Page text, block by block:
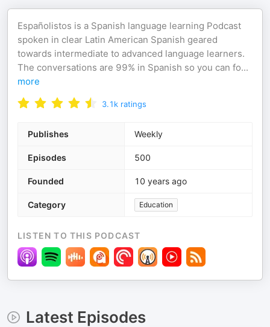
Españolistos is a Spanish language learning Podcast
spoken in clear Latin American Spanish geared
towards intermediate to advanced language learners.
The conversations are 99% in Spanish so you can fo...
more
3.1k ratings
Publishes Weekly
Episodes 500
Founded 10 years ago
Category Education
LISTEN TO THIS PODCAST
Latest Episodes